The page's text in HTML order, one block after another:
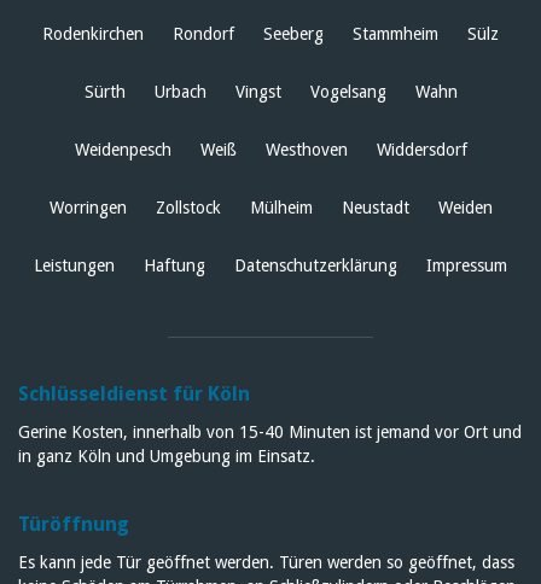
Rodenkirchen Rondorf Seeberg Stammheim Sülz
Sürth Urbach Vingst Vogelsang Wahn
Weidenpesch Weiß Westhoven Widdersdorf
Worringen Zollstock Mülheim Neustadt Weiden
Leistungen Haftung Datenschutzerklärung Impressum
Schlüsseldienst für Köln
Gerine Kosten, innerhalb von 15-40 Minuten ist jemand vor Ort und
in ganz Köln und Umgebung im Einsatz.
Türöffnung
Es kann jede Tür geöffnet werden. Türen werden so geöffnet, dass